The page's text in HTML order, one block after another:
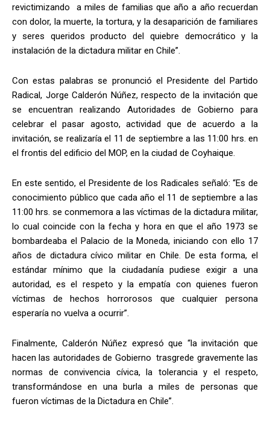
revictimizando a miles de familias que año a año recuerdan
con dolor, la muerte, la tortura, y la desaparición de familiares
y seres queridos producto del quiebre democrático y la
instalación de la dictadura militar en Chile”.
Con estas palabras se pronunció el Presidente del Partido
Radical, Jorge Calderón Núñez, respecto de la invitación que
se encuentran realizando Autoridades de Gobierno para
celebrar el pasar agosto, actividad que de acuerdo a la
invitación, se realizaría el 11 de septiembre a las 11:00 hrs. en
el frontis del edificio del MOP, en la ciudad de Coyhaique.
En este sentido, el Presidente de los Radicales señaló: “Es de
conocimiento público que cada año el 11 de septiembre a las
11:00 hrs. se conmemora a las víctimas de la dictadura militar,
lo cual coincide con la fecha y hora en que el año 1973 se
bombardeaba el Palacio de la Moneda, iniciando con ello 17
años de dictadura cívico militar en Chile. De esta forma, el
estándar mínimo que la ciudadanía pudiese exigir a una
autoridad, es el respeto y la empatía con quienes fueron
víctimas de hechos horrorosos que cualquier persona
esperaría no vuelva a ocurrir”.
Finalmente, Calderón Núñez expresó que “la invitación que
hacen las autoridades de Gobierno trasgrede gravemente las
normas de convivencia cívica, la tolerancia y el respeto,
transformándose en una burla a miles de personas que
fueron víctimas de la Dictadura en Chile”.